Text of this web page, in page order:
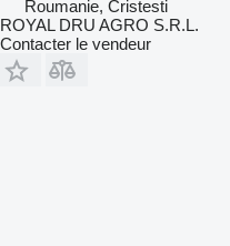
Roumanie, Cristesti
ROYAL DRU AGRO S.R.L.
Contacter le vendeur